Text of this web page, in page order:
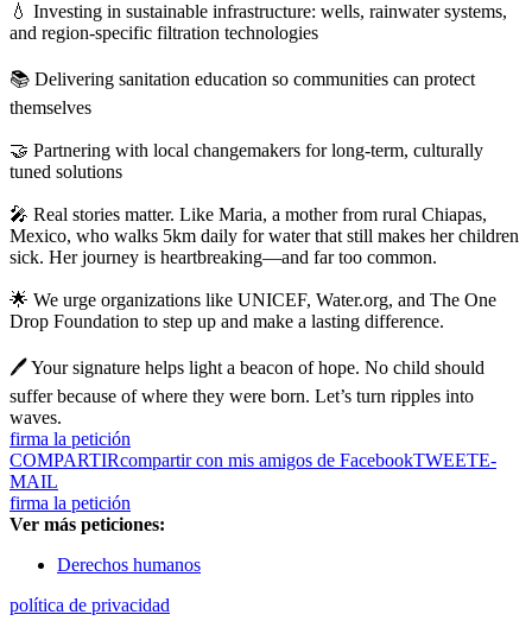
💧 Investing in sustainable infrastructure: wells, rainwater systems,
and region-specific filtration technologies
📚 Delivering sanitation education so communities can protect
themselves
🤝 Partnering with local changemakers for long-term, culturally
tuned solutions
🎤 Real stories matter. Like Maria, a mother from rural Chiapas,
Mexico, who walks 5km daily for water that still makes her children
sick. Her journey is heartbreaking—and far too common.
🌟 We urge organizations like UNICEF, Water.org, and The One
Drop Foundation to step up and make a lasting difference.
🖊️ Your signature helps light a beacon of hope. No child should
suffer because of where they were born. Let’s turn ripples into
waves.
firma la petición
COMPARTIRcompartir con mis amigos de FacebookTWEETE-
MAIL
firma la petición
Ver más peticiones:
Derechos humanos
política de privacidad